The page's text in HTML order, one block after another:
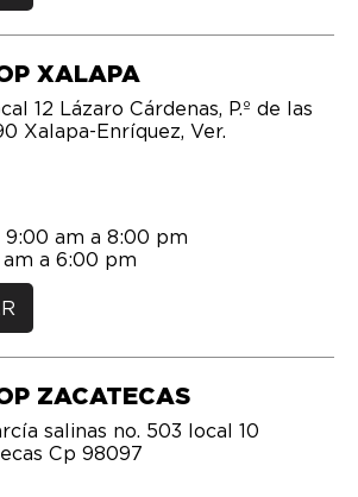
XALAPA
12 Lázaro Cárdenas, P.º de las
Xalapa-Enríquez, Ver.
9:00 am a 8:00 pm
ZACATECAS
salinas no. 503 local 10
Cp 98097